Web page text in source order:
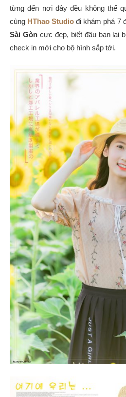
từng đến nơi đây đều không thể
cùng HThao Studio đi khám phá 7
Sài Gòncực đẹp, biết đâu bạn lại
check in mới cho bộ hình sắp tới.